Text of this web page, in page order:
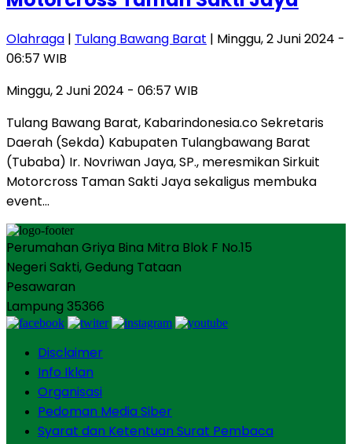
Olahraga | Tulang Bawang Barat | Minggu, 2 Juni 2024 -
06:57 WIB
Minggu, 2 Juni 2024 - 06:57 WIB
Tulang Bawang Barat, Kabarindonesia.co Sekretaris
Daerah (Sekda) Kabupaten Tulangbawang Barat
(Tubaba) Ir. Novriwan Jaya, SP., meresmikan Sirkuit
Motorcross Taman Sakti Jaya sekaligus membuka
event…
Perumahan Griya Bina Mitra Blok F No.15
Negeri Sakti, Gedung Tataan
Pesawaran
Lampung 35366
Disclaimer
Info Iklan
Organisasi
Pedoman Media Siber
Syarat dan Ketentuan Surat Pembaca